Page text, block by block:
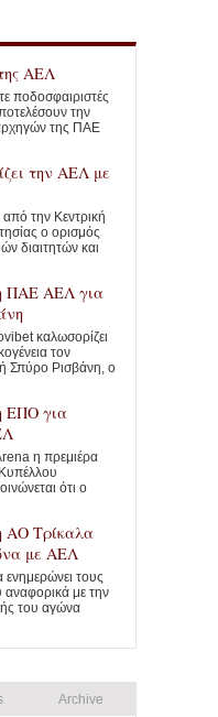
ΑΕΛ
ποδοσφαιριστές
την
της ΠΑΕ
την ΑΕΛ με
την Κεντρική
ο ορισμός
διαιτητών και
ΠΑΕ ΑΕΛ για
καλωσορίζει
τον
Σπύρο Ρισβάνη, ο
ΕΠΟ για
η πρεμιέρα
ότι ο
ΑΟ Τρίκαλα
με ΑΕΛ
τους
αναφορικά με την
του αγώνα
Archive